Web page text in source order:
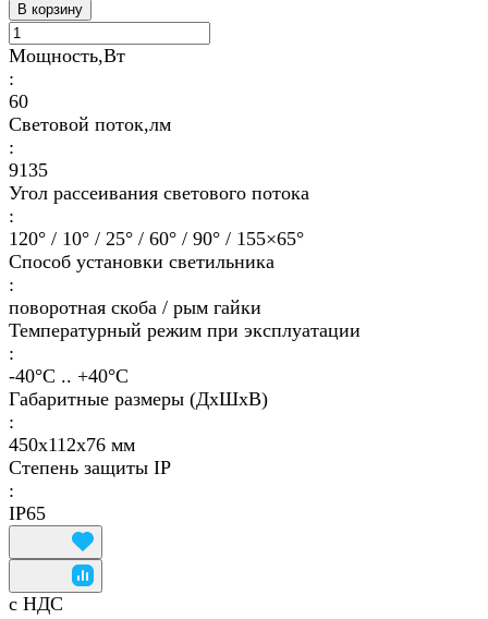
В корзину
Мощность,Вт
:
60
Световой поток,лм
:
9135
Угол рассеивания светового потока
:
120° / 10° / 25° / 60° / 90° / 155×65°
Способ установки светильника
:
поворотная скоба / рым гайки
Температурный режим при эксплуатации
:
-40°С .. +40°C
Габаритные размеры (ДхШхВ)
:
450х112х76 мм
Степень защиты IP
:
IP65
с НДС